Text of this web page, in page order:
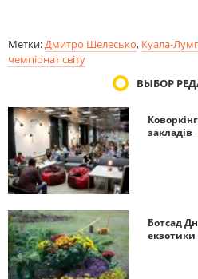
Метки:Дмитро Шелесько, Куала-
чемпіонат світу
ВЫБОР
закладів
Ботсад
екзотики